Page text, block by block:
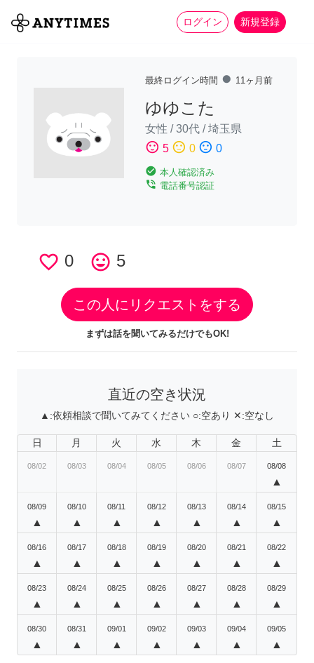
ログイン 新規登録
全て 家事 more_horiz
最終ログイン時間 fiber_manual_record 11ヶ月前
ゆゆこた
女性 /30代 /埼玉県
sentiment_satisfied 5 sentiment_neutral 0 sentiment_dissatisfied 0
check_circle 本人確認済み
phone_in_talk 電話番号認証
favorite_border 0 tag_faces 5
この人にリクエストをする
まずは話を聞いてみるだけでもOK!
直近の空き状況
▲:依頼相談で聞いてみてください ○:空あり ✕:空なし
日 月 火 水 木 金 土
08/02 08/03 08/04 08/05 08/06 08/07 08/08
▲
08/09
▲
08/10
▲
08/11
▲
08/12
▲
08/13
▲
08/14
▲
08/15
▲
08/16
▲
08/17
▲
08/18
▲
08/19
▲
08/20
▲
08/21
▲
08/22
▲
08/23
▲
08/24
▲
08/25
▲
08/26
▲
08/27
▲
08/28
▲
08/29
▲
08/30
▲
08/31
▲
09/01
▲
09/02
▲
09/03
▲
09/04
▲
09/05
▲